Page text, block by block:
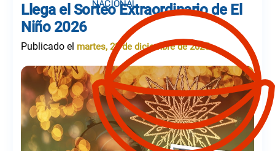
Llega el Sorteo Extraordinario de El
Niño 2026
Publicado el martes, 23 de diciembre de 2025